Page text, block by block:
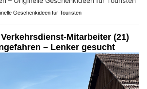
Geschenkideen für Touristen
Mitarbeiter (21)
– Lenker gesucht